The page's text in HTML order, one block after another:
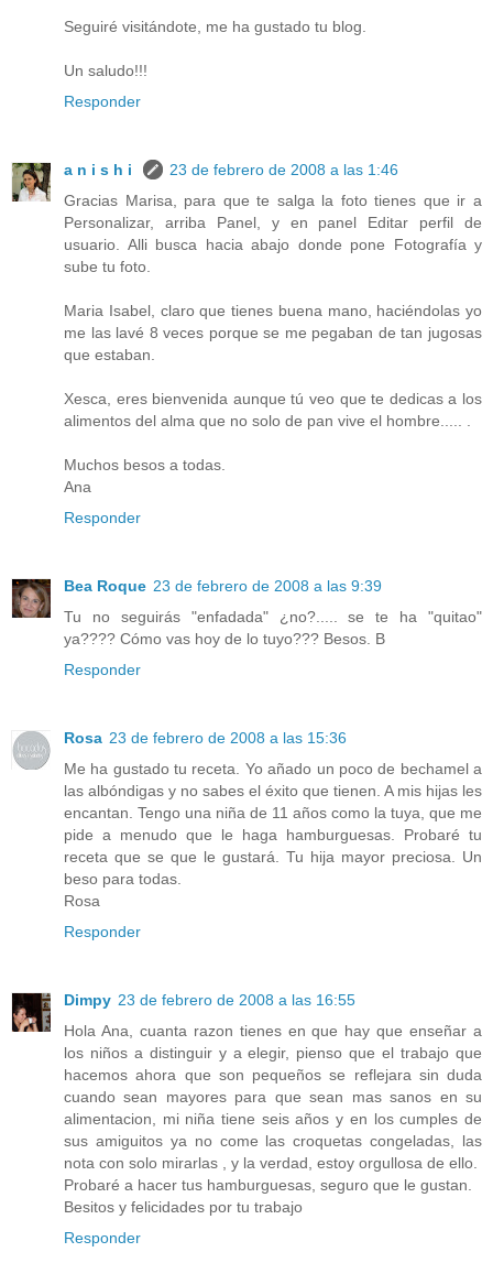
Seguiré visitándote, me ha gustado tu blog.
Un saludo!!!
Responder
a n i s h i
23 de febrero de 2008 a las 1:46
Gracias Marisa, para que te salga la foto tienes que ir a
Personalizar, arriba Panel, y en panel Editar perfil de
usuario. Alli busca hacia abajo donde pone Fotografía y
sube tu foto.
Maria Isabel, claro que tienes buena mano, haciéndolas yo
me las lavé 8 veces porque se me pegaban de tan jugosas
que estaban.
Xesca, eres bienvenida aunque tú veo que te dedicas a los
alimentos del alma que no solo de pan vive el hombre..... .
Muchos besos a todas.
Ana
Responder
Bea Roque 23 de febrero de 2008 a las 9:39
Tu no seguirás "enfadada" ¿no?..... se te ha "quitao"
ya???? Cómo vas hoy de lo tuyo??? Besos. B
Responder
Rosa 23 de febrero de 2008 a las 15:36
Me ha gustado tu receta. Yo añado un poco de bechamel a
las albóndigas y no sabes el éxito que tienen. A mis hijas les
encantan. Tengo una niña de 11 años como la tuya, que me
pide a menudo que le haga hamburguesas. Probaré tu
receta que se que le gustará. Tu hija mayor preciosa. Un
beso para todas.
Rosa
Responder
Dimpy 23 de febrero de 2008 a las 16:55
Hola Ana, cuanta razon tienes en que hay que enseñar a
los niños a distinguir y a elegir, pienso que el trabajo que
hacemos ahora que son pequeños se reflejara sin duda
cuando sean mayores para que sean mas sanos en su
alimentacion, mi niña tiene seis años y en los cumples de
sus amiguitos ya no come las croquetas congeladas, las
nota con solo mirarlas , y la verdad, estoy orgullosa de ello.
Probaré a hacer tus hamburguesas, seguro que le gustan.
Besitos y felicidades por tu trabajo
Responder